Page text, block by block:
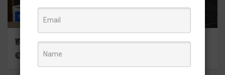
राज्य देहरादून
हर घर तिरंगा अभियान को जन-जन तक पहुंचाने की तैयारी
3 hours ago